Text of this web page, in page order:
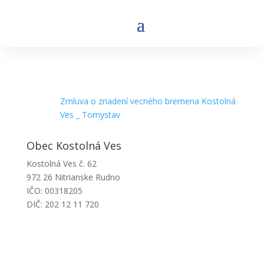
Zmluva o zriadení vecného bremena Kostolná
Ves _ Tomystav
Obec Kostolná Ves
Kostolná Ves č. 62
972 26 Nitrianske Rudno
IČO: 00318205
DIČ: 202 12 11 720